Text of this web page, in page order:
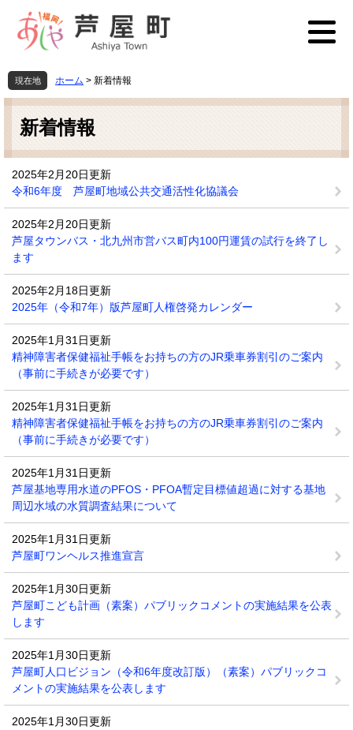
先
頭
を
飛
本
現在地 ホーム > 新着情報
本
新着情報
2025年2月20日更新
令和6年度 芦屋町地域公共交通活性化協議会
2025年2月20日更新
芦屋タウンバス・北九州市営バス町内100円運賃の試行を終了し
ます
2025年2月18日更新
2025年（令和7年）版芦屋町人権啓発カレンダー
2025年1月31日更新
精神障害者保健福祉手帳をお持ちの方のJR乗車券割引のご案内
（事前に手続きが必要です）
2025年1月31日更新
精神障害者保健福祉手帳をお持ちの方のJR乗車券割引のご案内
（事前に手続きが必要です）
2025年1月31日更新
芦屋基地専用水道のPFOS・PFOA暫定目標値超過に対する基地
周辺水域の水質調査結果について
2025年1月31日更新
芦屋町ワンヘルス推進宣言
2025年1月30日更新
芦屋町こども計画（素案）パブリックコメントの実施結果を公表
します
2025年1月30日更新
芦屋町人口ビジョン（令和6年度改訂版）（素案）パブリックコ
メントの実施結果を公表します
2025年1月30日更新